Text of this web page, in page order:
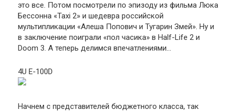
это все. Потом посмотрели по эпизоду из фильма Люка
Бессонна «Taxi 2» и шедевра российской
мультипликации «Алеша Попович и Тугарин Змей». Ну и
в заключение поиграли «пол часика» в Half-Life 2 и
Doom 3. А теперь делимся впечатлениями…
4U E-100D
Начнем с представителей бюджетного класса, так